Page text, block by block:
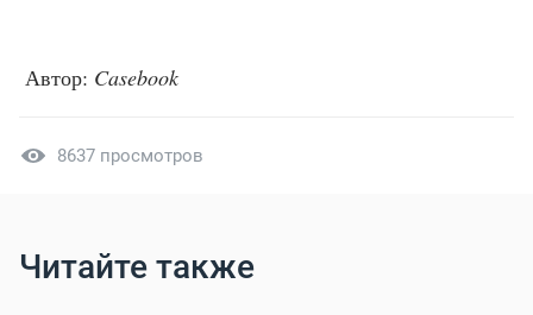
Автор: Casebook
8637 просмотров
Читайте также